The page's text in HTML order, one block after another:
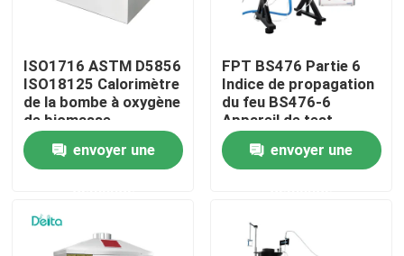
Nous contacter
Demandez un devis
Équipement d'essai électrique
ISO1716 ASTM D5856
ISO18125 Calorimètre
de la bombe à oxygène
de biomasse
Calorimètre de la
valeur calorifique du
charbon
envoyer une
FPT BS476 Partie 6
Indice de propagation
du feu BS476-6
Appareil de test
envoyer une